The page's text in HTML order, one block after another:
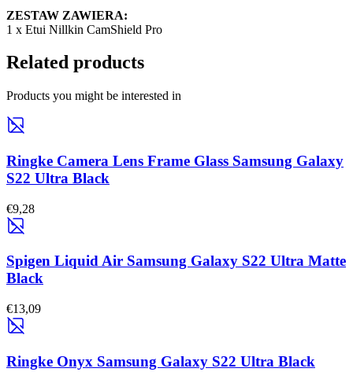
ZESTAW ZAWIERA:
1 x Etui Nillkin CamShield Pro
Related products
Products you might be interested in
Ringke Camera Lens Frame Glass Samsung Galaxy
S22 Ultra Black
€9,28
Spigen Liquid Air Samsung Galaxy S22 Ultra Matte
Black
€13,09
Ringke Onyx Samsung Galaxy S22 Ultra Black